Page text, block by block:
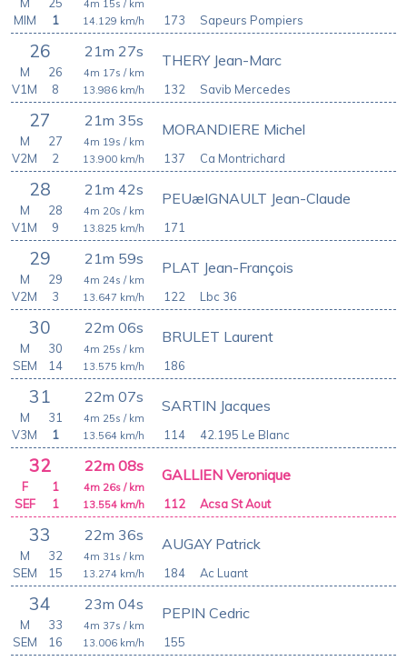
173
4m 15s / km
14.129 km/h
MIM
1 Sapeurs Pompiers
26 21m 27s
132
THERY Jean-Marc
4m 17s / km
13.986 km/h
M
26
V1M
8 Savib Mercedes
27 21m 35s
137
MORANDIERE Michel
4m 19s / km
13.900 km/h
M
27
V2M
2 Ca Montrichard
28 21m 42s
171
PEUæIGNAULT Jean-Claude
4m 20s / km
13.825 km/h
M
28
V1M
9
29 21m 59s
122
PLAT Jean-François
4m 24s / km
13.647 km/h
M
29
V2M
3 Lbc 36
30 22m 06s
186
BRULET Laurent
4m 25s / km
13.575 km/h
M
30
SEM
14
31 22m 07s
114
SARTIN Jacques
4m 25s / km
13.564 km/h
M
31
V3M
1 42.195 Le Blanc
32 22m 08s
112
GALLIEN Veronique
4m 26s / km
13.554 km/h
F
1
SEF
1 Acsa St Aout
33 22m 36s
184
AUGAY Patrick
4m 31s / km
13.274 km/h
M
32
SEM
15 Ac Luant
34 23m 04s
155
PEPIN Cedric
4m 37s / km
13.006 km/h
M
33
SEM
16